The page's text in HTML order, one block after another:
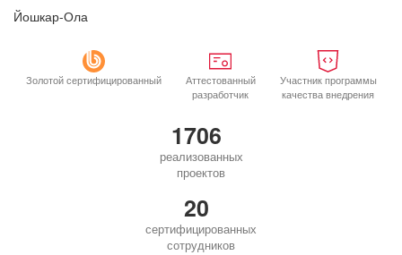
Йошкар-Ола
Золотой сертифицированный
Аттестованный
разработчик
Участник программы
качества внедрения
1706
реализованных
проектов
20
сертифицированных
сотрудников